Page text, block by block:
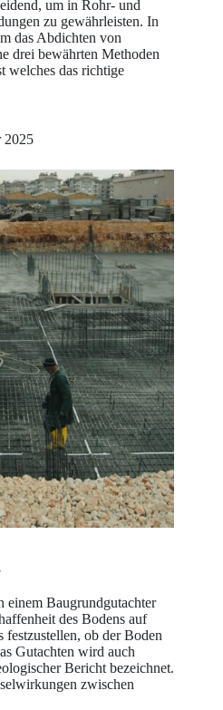
um in Rohr- und
zu gewährleisten. In
das Abdichten von
drei bewährten Methoden
welches das richtige
2025
einem Baugrundgutachter
des Bodens auf
ob der Boden
Gutachten wird auch
Bericht bezeichnet.
zwischen